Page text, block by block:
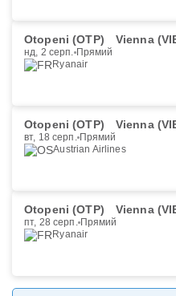
Otopeni (OTP) Vienna
нд, 2 серп. Прямий
Ryanair
Otopeni (OTP) Vienna
вт, 18 серп. Прямий
Austrian Airlines
Otopeni (OTP) Vienna
пт, 28 серп. Прямий
Ryanair